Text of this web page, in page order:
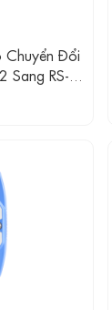
Chuyển Đổi
Sang RS-
115.2Kbps